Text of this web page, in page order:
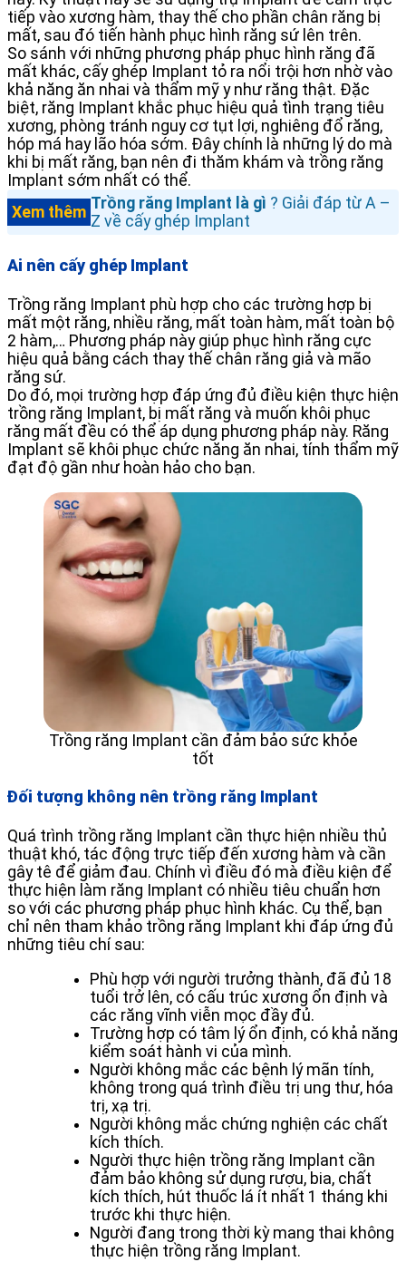
tiếp vào xương hàm, thay thế cho phần chân răng bị
mất, sau đó tiến hành phục hình răng sứ lên trên.
So sánh với những phương pháp phục hình răng đã
mất khác, cấy ghép Implant tỏ ra nổi trội hơn nhờ vào
khả năng ăn nhai và thẩm mỹ y như răng thật. Đặc
biệt, răng Implant khắc phục hiệu quả tình trạng tiêu
xương, phòng tránh nguy cơ tụt lợi, nghiêng đổ răng,
hóp má hay lão hóa sớm. Đây chính là những lý do mà
khi bị mất răng, bạn nên đi thăm khám và trồng răng
Implant sớm nhất có thể.
Xem thêm Trồng răng Implant là gì ? Giải đáp từ A –
Z về cấy ghép Implant
Ai nên cấy ghép Implant
Trồng răng Implant phù hợp cho các trường hợp bị
mất một răng, nhiều răng, mất toàn hàm, mất toàn bộ
2 hàm,… Phương pháp này giúp phục hình răng cực
hiệu quả bằng cách thay thế chân răng giả và mão
răng sứ.
Do đó, mọi trường hợp đáp ứng đủ điều kiện thực hiện
trồng răng Implant, bị mất răng và muốn khôi phục
răng mất đều có thể áp dụng phương pháp này. Răng
Implant sẽ khôi phục chức năng ăn nhai, tính thẩm mỹ
đạt độ gần như hoàn hảo cho bạn.
Trồng răng Implant cần đảm bảo sức khỏe
tốt
Đối tượng không nên trồng răng Implant
Quá trình trồng răng Implant cần thực hiện nhiều thủ
thuật khó, tác động trực tiếp đến xương hàm và cần
gây tê để giảm đau. Chính vì điều đó mà điều kiện để
thực hiện làm răng Implant có nhiều tiêu chuẩn hơn
so với các phương pháp phục hình khác. Cụ thể, bạn
chỉ nên tham khảo trồng răng Implant khi đáp ứng đủ
những tiêu chí sau:
Phù hợp với người trưởng thành, đã đủ 18
tuổi trở lên, có cấu trúc xương ổn định và
các răng vĩnh viễn mọc đầy đủ.
Trường hợp có tâm lý ổn định, có khả năng
kiểm soát hành vi của mình.
Người không mắc các bệnh lý mãn tính,
không trong quá trình điều trị ung thư, hóa
trị, xạ trị.
Người không mắc chứng nghiện các chất
kích thích.
Người thực hiện trồng răng Implant cần
đảm bảo không sử dụng rượu, bia, chất
kích thích, hút thuốc lá ít nhất 1 tháng khi
trước khi thực hiện.
Người đang trong thời kỳ mang thai không
thực hiện trồng răng Implant.